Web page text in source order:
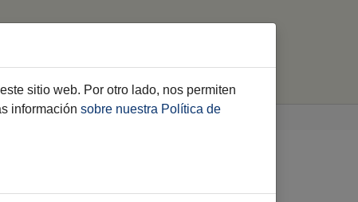
Evento simple Entidades de voluntariado
sitio web. Por otro lado, nos permiten
información sobre nuestra Política de